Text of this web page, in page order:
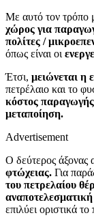
Με αυτό τον τρόπο
χώρος για
πολίτες /
όπως είναι οι
Έτσι, μειώνεται η
πετρέλαιο και το
κόστος
μεταποίηση.
Advertisement
Ο δεύτερος άξονας
φτώχειας. Για
του πετρελαίου
επιλύει οριστικά